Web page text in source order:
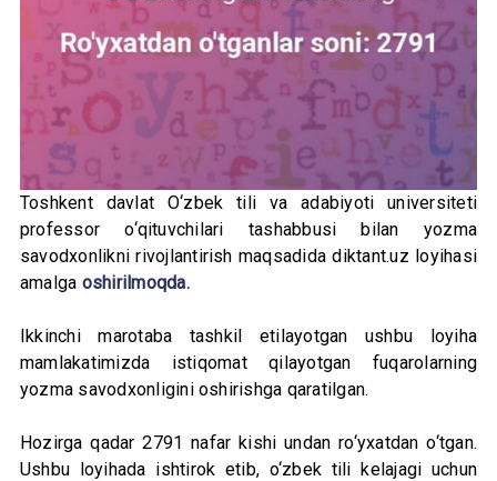
Toshkent davlat O‘zbek tili va adabiyoti universiteti
professor o‘qituvchilari tashabbusi bilan yozma
savodxonlikni rivojlantirish maqsadida diktant.uz loyihasi
amalga oshirilmoqda.
Ikkinchi marotaba tashkil etilayotgan ushbu loyiha
mamlakatimizda istiqomat qilayotgan fuqarolarning
yozma savodxonligini oshirishga qaratilgan.
Hozirga qadar 2791 nafar kishi undan ro‘yxatdan o‘tgan.
Ushbu loyihada ishtirok etib, o‘zbek tili kelajagi uchun